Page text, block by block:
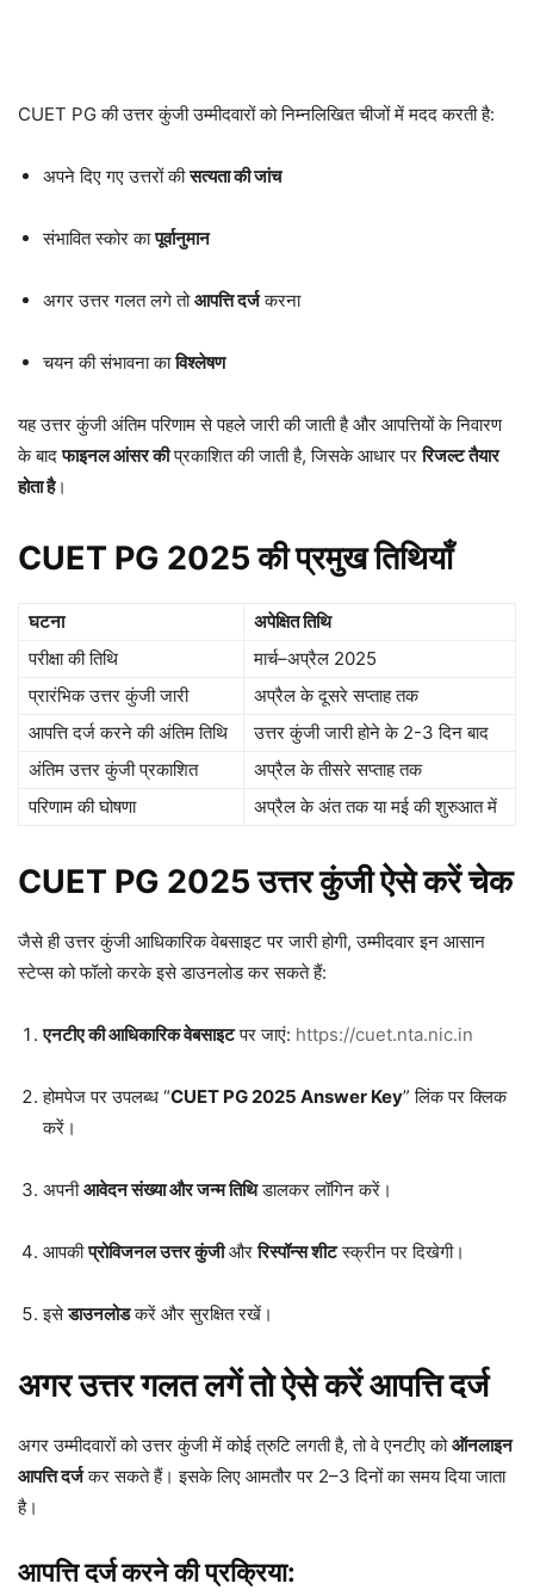
CUET PG की उत्तर कुंजी उम्मीदवारों को निम्नलिखित चीजों में मदद करती है:
अपने दिए गए उत्तरों कीसत्यता की जांच
संभावित स्कोर कापूर्वानुमान
अगर उत्तर गलत लगे तोआपत्ति दर्जकरना
चयन की संभावना काविश्लेषण
यह उत्तर कुंजी अंतिम परिणाम से पहले जारी की जाती है और आपत्तियों के निवारण
के बादफाइनल आंसर कीप्रकाशित की जाती है, जिसके आधार पररिजल्ट तैयार
होता है।
CUET PG 2025 की प्रमुख तिथियाँ
घटना
अपेक्षित तिथि
परीक्षा की तिथि
मार्च–अप्रैल 2025
प्रारंभिक उत्तर कुंजी जारी
अप्रैल के दूसरे सप्ताह तक
आपत्ति दर्ज करने की अंतिम तिथि
उत्तर कुंजी जारी होने के 2-3 दिन बाद
अंतिम उत्तर कुंजी प्रकाशित
अप्रैल के तीसरे सप्ताह तक
परिणाम की घोषणा
अप्रैल के अंत तक या मई की शुरुआत में
CUET PG 2025 उत्तर कुंजी ऐसे करें चेक
जैसे ही उत्तर कुंजी आधिकारिक वेबसाइट पर जारी होगी, उम्मीदवार इन आसान
स्टेप्स को फॉलो करके इसे डाउनलोड कर सकते हैं:
एनटीए की आधिकारिक वेबसाइटपर जाएं: https://cuet.nta.nic.in
होमपेज पर उपलब्ध “CUET PG 2025 Answer Key” लिंक पर क्लिक
करें।
अपनीआवेदन संख्या और जन्म तिथिडालकर लॉगिन करें।
आपकीप्रोविजनल उत्तर कुंजीऔररिस्पॉन्स शीटस्क्रीन पर दिखेगी।
इसेडाउनलोडकरें और सुरक्षित रखें।
अगर उत्तर गलत लगें तो ऐसे करें आपत्ति दर्ज
अगर उम्मीदवारों को उत्तर कुंजी में कोई त्रुटि लगती है, तो वे एनटीए कोऑनलाइन
आपत्ति दर्जकर सकते हैं। इसके लिए आमतौर पर 2–3 दिनों का समय दिया जाता
है।
आपत्ति दर्ज करने की प्रक्रिया: